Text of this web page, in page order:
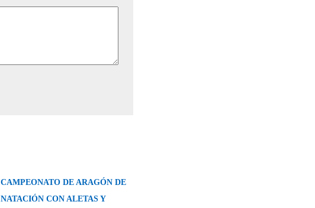
CAMPEONATO DE ARAGÓN DE
NATACIÓN CON ALETAS Y